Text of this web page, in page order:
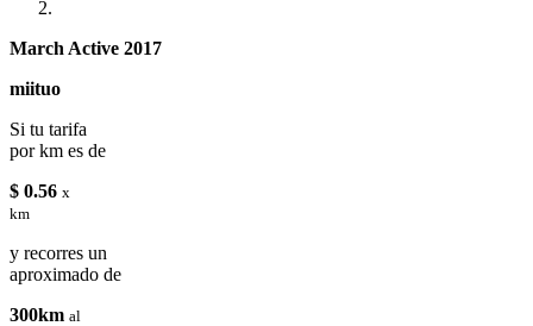
March Active 2017
miituo
Si tu tarifa
por km es de
$ 0.56 x
km
y recorres un
aproximado de
300km al